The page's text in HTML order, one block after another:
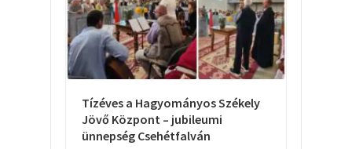
Tízéves a Hagyományos Székely
Jövő Központ – jubileumi
ünnepség Csehétfalván